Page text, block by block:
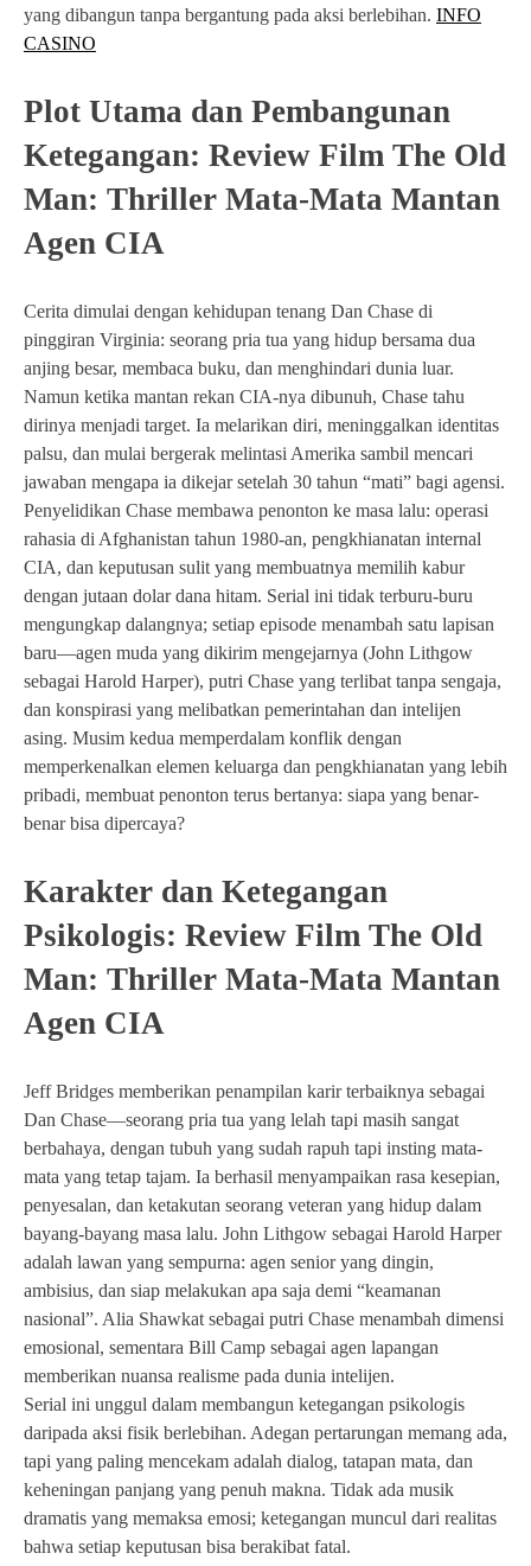
yang dibangun tanpa bergantung pada aksi berlebihan. INFO
CASINO
Plot Utama dan Pembangunan
Ketegangan: Review Film The Old
Man: Thriller Mata-Mata Mantan
Agen CIA
Cerita dimulai dengan kehidupan tenang Dan Chase di
pinggiran Virginia: seorang pria tua yang hidup bersama dua
anjing besar, membaca buku, dan menghindari dunia luar.
Namun ketika mantan rekan CIA-nya dibunuh, Chase tahu
dirinya menjadi target. Ia melarikan diri, meninggalkan identitas
palsu, dan mulai bergerak melintasi Amerika sambil mencari
jawaban mengapa ia dikejar setelah 30 tahun “mati” bagi agensi.
Penyelidikan Chase membawa penonton ke masa lalu: operasi
rahasia di Afghanistan tahun 1980-an, pengkhianatan internal
CIA, dan keputusan sulit yang membuatnya memilih kabur
dengan jutaan dolar dana hitam. Serial ini tidak terburu-buru
mengungkap dalangnya; setiap episode menambah satu lapisan
baru—agen muda yang dikirim mengejarnya (John Lithgow
sebagai Harold Harper), putri Chase yang terlibat tanpa sengaja,
dan konspirasi yang melibatkan pemerintahan dan intelijen
asing. Musim kedua memperdalam konflik dengan
memperkenalkan elemen keluarga dan pengkhianatan yang lebih
pribadi, membuat penonton terus bertanya: siapa yang benar-
benar bisa dipercaya?
Karakter dan Ketegangan
Psikologis: Review Film The Old
Man: Thriller Mata-Mata Mantan
Agen CIA
Jeff Bridges memberikan penampilan karir terbaiknya sebagai
Dan Chase—seorang pria tua yang lelah tapi masih sangat
berbahaya, dengan tubuh yang sudah rapuh tapi insting mata-
mata yang tetap tajam. Ia berhasil menyampaikan rasa kesepian,
penyesalan, dan ketakutan seorang veteran yang hidup dalam
bayang-bayang masa lalu. John Lithgow sebagai Harold Harper
adalah lawan yang sempurna: agen senior yang dingin,
ambisius, dan siap melakukan apa saja demi “keamanan
nasional”. Alia Shawkat sebagai putri Chase menambah dimensi
emosional, sementara Bill Camp sebagai agen lapangan
memberikan nuansa realisme pada dunia intelijen.
Serial ini unggul dalam membangun ketegangan psikologis
daripada aksi fisik berlebihan. Adegan pertarungan memang ada,
tapi yang paling mencekam adalah dialog, tatapan mata, dan
keheningan panjang yang penuh makna. Tidak ada musik
dramatis yang memaksa emosi; ketegangan muncul dari realitas
bahwa setiap keputusan bisa berakibat fatal.